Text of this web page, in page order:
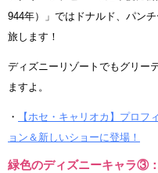
944年）」ではドナルド、パン
旅します！
ディズニーリゾートでもグリー
ますよ。
・
【ホセ・キャリオカ】プロ
ョン＆新しいショーに登場！
緑色のディズニーキャラ③